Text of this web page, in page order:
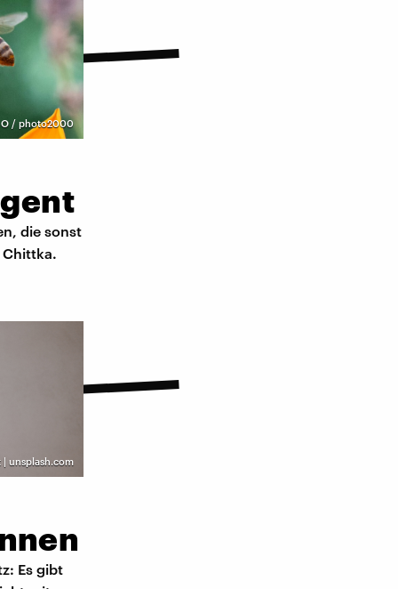
/ photo2000
die sonst
Chittka.
| unsplash.com
Es gibt